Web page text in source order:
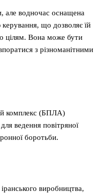
але водночас оснащена
що дозволяє їй
цілям. Вона може бути
з різноманітними
комплекс (БПЛА)
ведення повітряної
боротьби.
виробництва,